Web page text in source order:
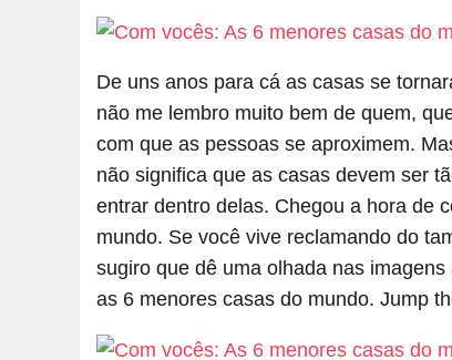
De uns anos para cá as casas se
não me lembro muito bem de quem,
com que as pessoas se aproximem.
não significa que as casas devem ser
entrar dentro delas. Chegou a hora de
mundo. Se você vive reclamando do
sugiro que dê uma olhada nas
as 6 menores casas do mundo. Jump